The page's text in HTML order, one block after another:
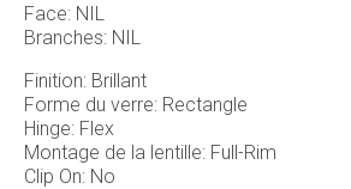
Face: NIL
Branches: NIL
Finition: Brillant
Forme du verre: Rectangle
Hinge: Flex
Montage de la lentille: Full-Rim
Clip On: No